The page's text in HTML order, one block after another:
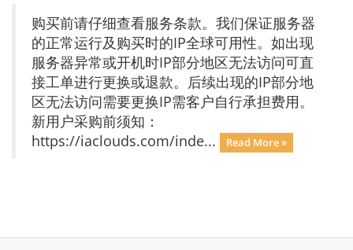
购买前请仔细查看服务条款。我们保证服务器
的正常运行及购买时的IP全球可用性。如出现
服务器异常或开机时IP部分地区无法访问可直
接工单进行更换或退款。后续出现的IP部分地
区无法访问需要更换IP需客户自行承担费用。
新用户采购前须知：
https://iaclouds.com/inde...
Read More »